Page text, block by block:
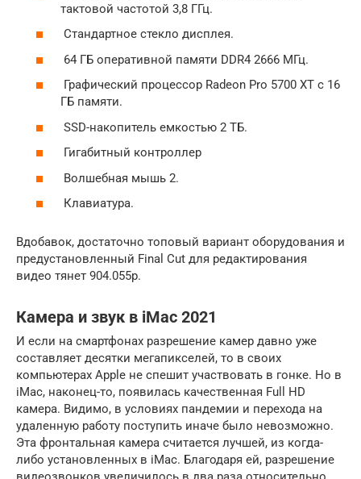
тактовой частотой 3,8 ГГц.
Стандартное стекло дисплея.
64 ГБ оперативной памяти DDR4 2666 МГц.
Графический процессор Radeon Pro 5700 XT с 16
ГБ памяти.
SSD-накопитель емкостью 2 ТБ.
Гигабитный контроллер
Волшебная мышь 2.
Клавиатура.
Вдобавок, достаточно топовый вариант оборудования и
предустановленный Final Cut для редактирования
видео тянет 904.055p.
Камера и звук в iMac 2021
И если на смартфонах разрешение камер давно уже
составляет десятки мегапикселей, то в своих
компьютерах Apple не спешит участвовать в гонке. Но в
iMac, наконец-то, появилась качественная Full HD
камера. Видимо, в условиях пандемии и перехода на
удаленную работу поступить иначе было невозможно.
Эта фронтальная камера считается лучшей, из когда-
либо установленных в iMac. Благодаря ей, разрешение